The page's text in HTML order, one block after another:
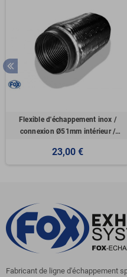
Flexible d'échappement inox /
connexion Ø51mm intérieur /
23,00 €
Fabricant de ligne d'échappement